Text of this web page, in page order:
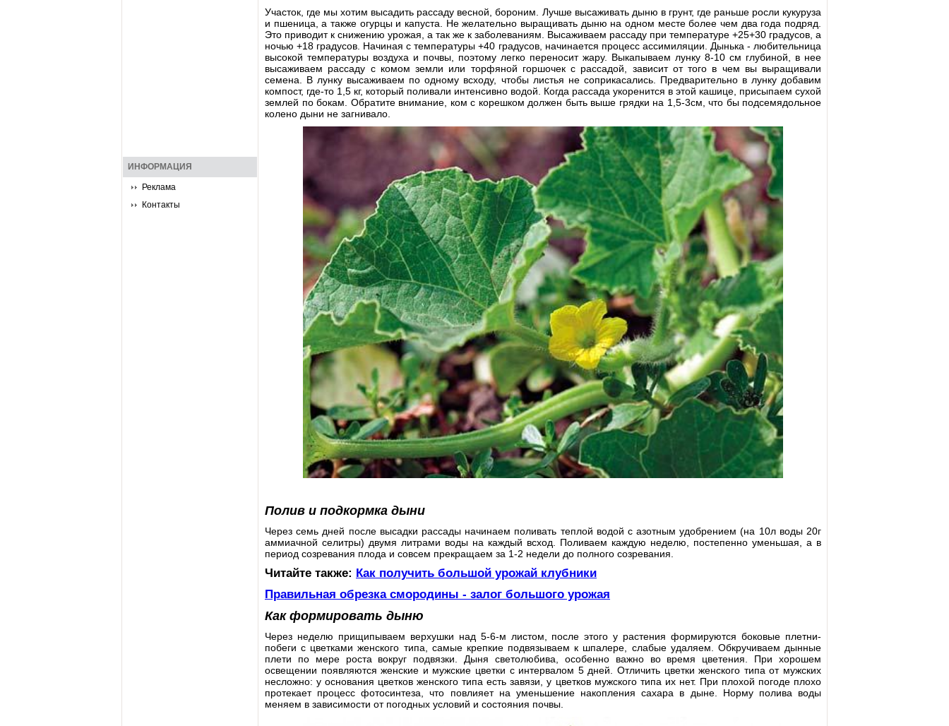
ИНФОРМАЦИЯ
Реклама
Контакты
Участок, где мы хотим высадить рассаду весной, бороним. Лучше высаживать дыню в грунт, где раньше росли кукуруза
и пшеница, а также огурцы и капуста. Не желательно выращивать дыню на одном месте более чем два года подряд.
Это приводит к снижению урожая, а так же к заболеваниям. Высаживаем рассаду при температуре +25+30 градусов, а
ночью +18 градусов. Начиная с температуры +40 градусов, начинается процесс ассимиляции. Дынька - любительница
высокой температуры воздуха и почвы, поэтому легко переносит жару. Выкапываем лунку 8-10 см глубиной, в нее
высаживаем рассаду с комом земли или торфяной горшочек с рассадой, зависит от того в чем вы выращивали
семена. В лунку высаживаем по одному всходу, чтобы листья не соприкасались. Предварительно в лунку добавим
компост, где-то 1,5 кг, который поливали интенсивно водой. Когда рассада укоренится в этой кашице, присыпаем сухой
землей по бокам. Обратите внимание, ком с корешком должен быть выше грядки на 1,5-3см, что бы подсемядольное
колено дыни не загнивало.
Полив и подкормка дыни
Через семь дней после высадки рассады начинаем поливать теплой водой с азотным удобрением (на 10л воды 20г
аммиачной селитры) двумя литрами воды на каждый всход. Поливаем каждую неделю, постепенно уменьшая, а в
период созревания плода и совсем прекращаем за 1-2 недели до полного созревания.
Читайте также: Как получить большой урожай клубники
Правильная обрезка смородины - залог большого урожая
Как формировать дыню
Через неделю прищипываем верхушки над 5-6-м листом, после этого у растения формируются боковые плетни-
побеги с цветками женского типа, самые крепкие подвязываем к шпалере, слабые удаляем. Обкручиваем дынные
плети по мере роста вокруг подвязки. Дыня светолюбива, особенно важно во время цветения. При хорошем
освещении появляются женские и мужские цветки с интервалом 5 дней. Отличить цветки женского типа от мужских
несложно: у основания цветков женского типа есть завязи, у цветков мужского типа их нет. При плохой погоде плохо
протекает процесс фотосинтеза, что повлияет на уменьшение накопления сахара в дыне. Норму полива воды
меняем в зависимости от погодных условий и состояния почвы.